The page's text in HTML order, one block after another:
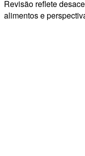
Revisão reflete
alimentos e